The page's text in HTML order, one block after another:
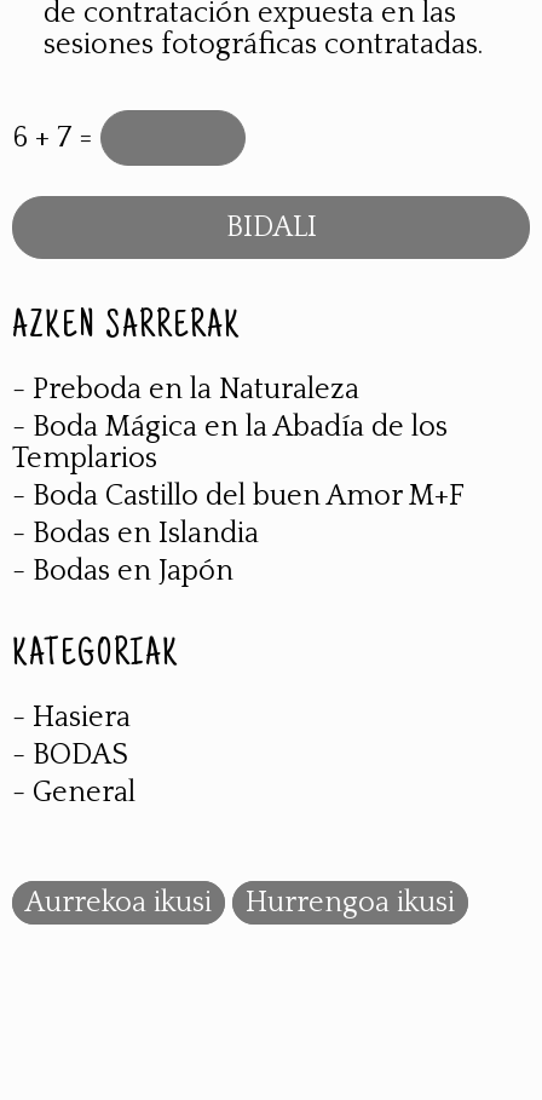
de contratación expuesta en las
sesiones fotográficas contratadas.
6 + 7 =
AZKEN SARRERAK
- Preboda en la Naturaleza
- Boda Mágica en la Abadía de los
Templarios
- Boda Castillo del buen Amor M+F
- Bodas en Islandia
- Bodas en Japón
KATEGORIAK
- Hasiera
- BODAS
- General
Aurrekoa ikusi Hurrengoa ikusi